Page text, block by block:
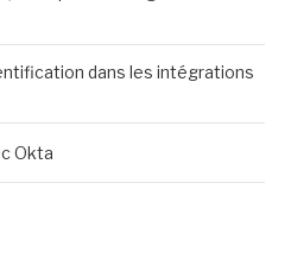
dans les intégrations
Okta